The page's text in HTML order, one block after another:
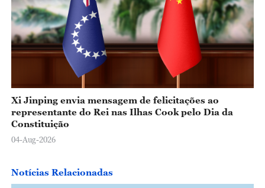
Xi Jinping envia mensagem de felicitações ao
representante do Rei nas Ilhas Cook pelo Dia da
Constituição
04-Aug-2026
Notícias Relacionadas